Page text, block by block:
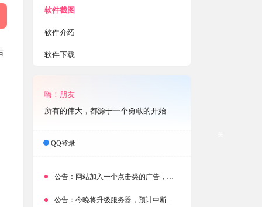
软件截图
软件介绍
软件下载
嗨！朋友
所有的伟大，都源于一个勇敢的开始
QQ登录
公告： 网站加入一个点击类的广告，大家点击下载按钮需要注意
公告： 今晚将升级服务器，预计中断时常为1分钟